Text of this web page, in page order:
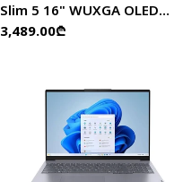
Slim 5 16" WUXGA OLED
(Ryzen 5 240/16GB/512GB
ჩვეულებრივი
3,489.00₾